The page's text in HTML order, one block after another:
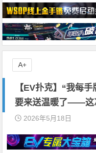
【EV扑克】“我每
要来送温暖了——这
2026年5月18日
A+